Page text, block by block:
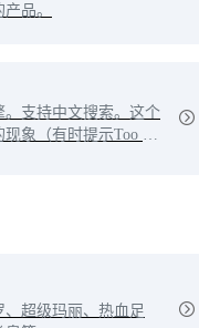
品。
支持中文搜索。这个
象（有时提示Too ma
超级玛丽、热血足